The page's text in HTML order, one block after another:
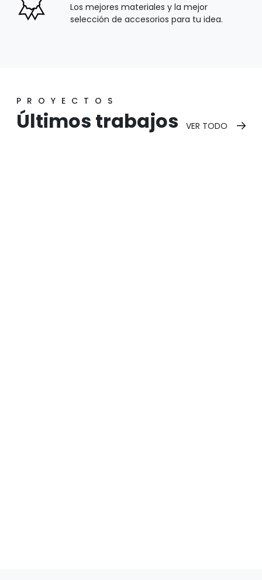
Los mejores materiales y la mejor
selección de accesorios para tu idea.
PROYECTOS
Últimos trabajos VER TODO